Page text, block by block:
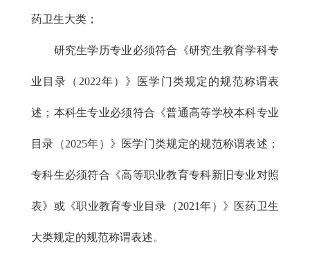
药卫生大类；
研究生学历专业必须符合《研究生教育学科专
业目录（2022年）》医学门类规定的规范称谓表
述；本科生专业必须符合《普通高等学校本科专业
目录（2025年）》医学门类规定的规范称谓表述；
专科生必须符合《高等职业教育专科新旧专业对照
表》或《职业教育专业目录（2021年）》医药卫生
大类规定的规范称谓表述。